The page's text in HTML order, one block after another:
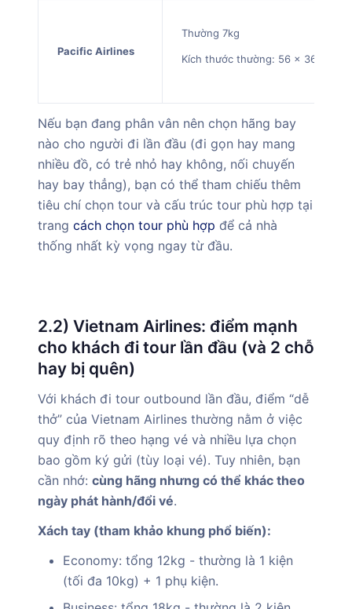
Pacific Airlines
Thường 7kg
Kích thước thường: 56 x 36 x 23
Nếu bạn đang phân vân nên chọn hãng bay
nào cho người đi lần đầu (đi gọn hay mang
nhiều đồ, có trẻ nhỏ hay không, nối chuyến
hay bay thẳng), bạn có thể tham chiếu thêm
tiêu chí chọn tour và cấu trúc tour phù hợp tại
trang cách chọn tour phù hợp để cả nhà
thống nhất kỳ vọng ngay từ đầu.
2.2) Vietnam Airlines: điểm mạnh
cho khách đi tour lần đầu (và 2 chỗ
hay bị quên)
Với khách đi tour outbound lần đầu, điểm “dễ
thở” của Vietnam Airlines thường nằm ở việc
quy định rõ theo hạng vé và nhiều lựa chọn
bao gồm ký gửi (tùy loại vé). Tuy nhiên, bạn
cần nhớ: cùng hãng nhưng có thể khác theo
ngày phát hành/đổi vé.
Xách tay (tham khảo khung phổ biến):
Economy: tổng 12kg - thường là 1 kiện
(tối đa 10kg) + 1 phụ kiện.